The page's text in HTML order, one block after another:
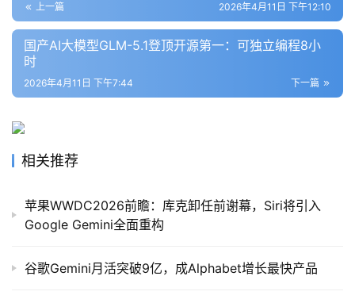
上一篇 2026年4月11日 下午12:10
国产AI大模型GLM-5.1登顶开源第一：可独立编程8小
时
下一篇
2026年4月11日 下午7:44
相关推荐
苹果WWDC2026前瞻：库克卸任前谢幕，Siri将引入
Google Gemini全面重构
谷歌Gemini月活突破9亿，成Alphabet增长最快产品